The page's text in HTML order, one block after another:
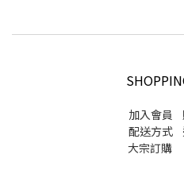
加入會員
配送方式
大宗訂購